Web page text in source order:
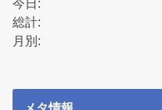
今日:
総計:
月別: